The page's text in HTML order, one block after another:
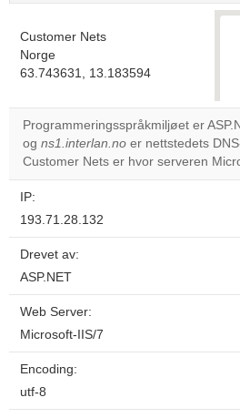
Customer Nets
Norge
63.743631, 13.183594
Programmeringsspråkmiljøet er
og ns1.interlan.no er nettstedets
Customer Nets er hvor serveren
IP:
193.71.28.132
Drevet av:
ASP.NET
Web Server:
Microsoft-IIS/7
Encoding:
utf-8